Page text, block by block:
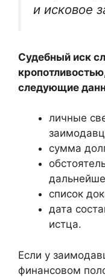
и исковое
Судебный иск
следующие
личные
сумма
список
дата
истца.
Если у
финансовом